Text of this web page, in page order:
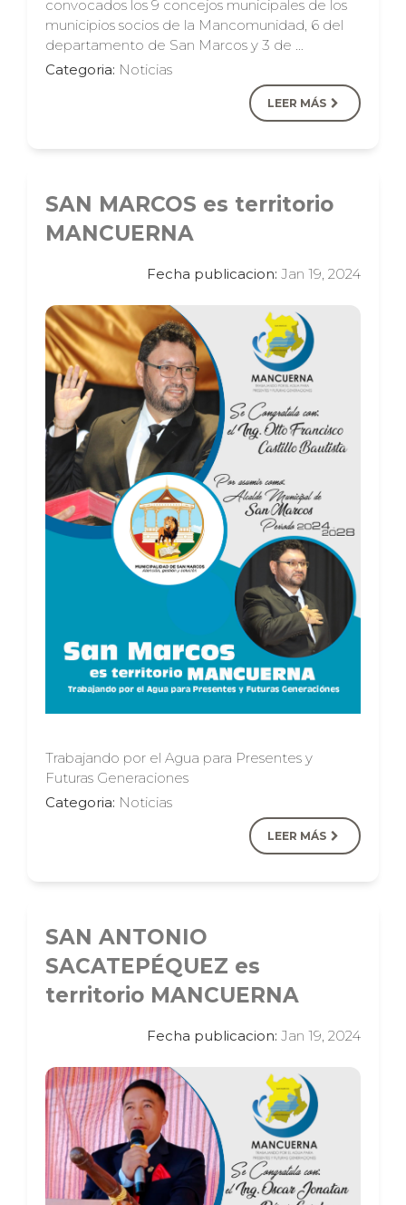
convocados los 9 concejos municipales de los
municipios socios de la Mancomunidad, 6 del
departamento de San Marcos y 3 de …
Categoria: Noticias
LEER MÁS
SAN MARCOS es territorio
MANCUERNA
Fecha publicacion: Jan 19, 2024
Trabajando por el Agua para Presentes y
Futuras Generaciones
Categoria: Noticias
LEER MÁS
SAN ANTONIO
SACATEPÉQUEZ es
territorio MANCUERNA
Fecha publicacion: Jan 19, 2024